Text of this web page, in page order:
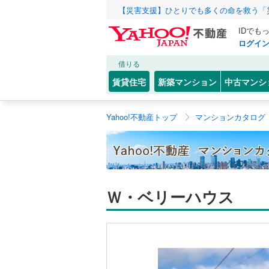
【災害支援】ひとりでも多くの命を救う
IDでも
ログイン
借りる
賃貸住宅 新築マンション 中古マンシ
Yahoo!不動産トップ マンションカタログ
Ｗ・ベリーハウス